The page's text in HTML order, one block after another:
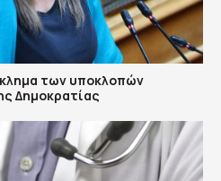
των υποκλοπών
Δημοκρατίας